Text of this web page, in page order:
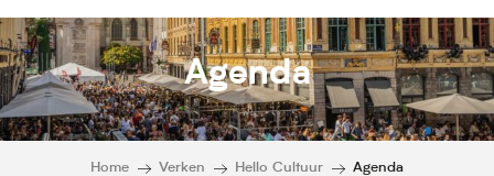
Agenda
Home Verken Hello Cultuur Agenda